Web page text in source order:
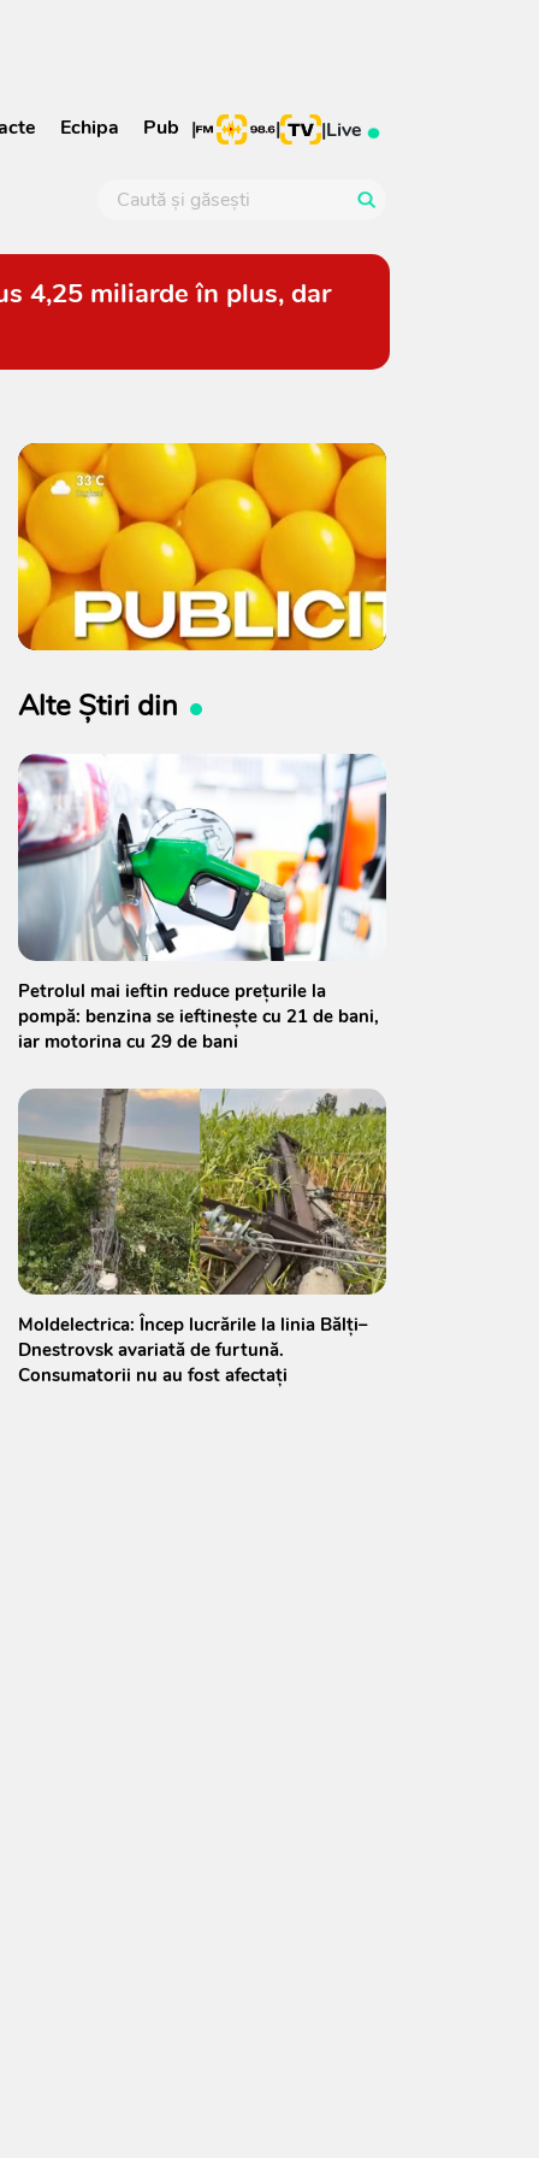
Echipa Pub | | |Live
4,25 miliarde în plus, dar
Alte Știri din
Petrolul mai ieftin reduce prețurile la
pompă: benzina se ieftinește cu 21 de bani,
iar motorina cu 29 de bani
Moldelectrica: Încep lucrările la linia Bălți–
Dnestrovsk avariată de furtună.
Consumatorii nu au fost afectați